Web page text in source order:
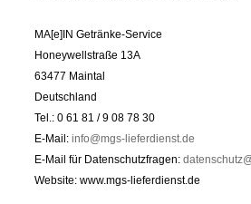
MA[e]IN Getränke-Service
Honeywellstraße 13A
63477 Maintal
Deutschland
Tel.: 0 61 81 / 9 08 78 30
E-Mail: info@mgs-lieferdienst.de
E-Mail für Datenschutzfragen:
Website: www.mgs-lieferdienst.de